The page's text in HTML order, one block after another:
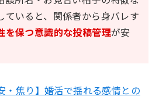
ていると、関係者から身バレす
を保つ意識的な投稿管理が安
・焦り】婚活で揺れる感情との